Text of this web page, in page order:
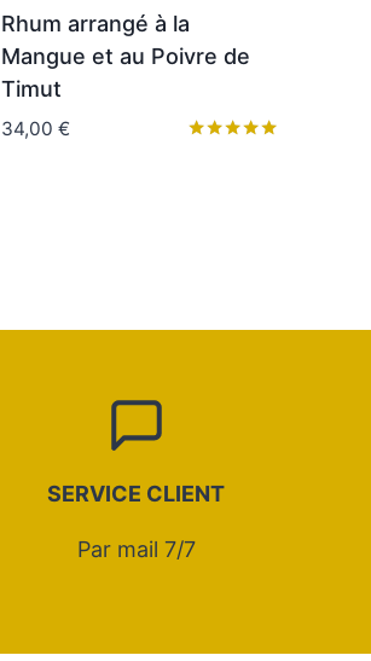
Rhum arrangé à la
Mangue et au Poivre de
Timut
34,00 €
SERVICE CLIENT
Par mail 7/7